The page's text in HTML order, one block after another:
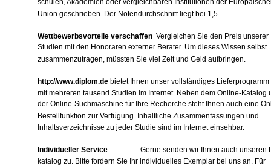
schulen, Akademien oder vergleichbaren Institutionen der
Union geschrieben. Der Notendurchschnitt liegt bei 1,5.
Wettbewerbsvorteile verschaffen­ Vergleichen Sie den Preis unserer
Studien mit den Honoraren externer Berater. Um dieses Wissen selbst
zusammenzutragen, müssten Sie viel Zeit und Geld aufbringen.
http://www.diplom.debietet Ihnen unser vollständiges Lieferprogramm
mit mehreren tausend Studien im Internet. Neben dem Online-Katalog
der Online-Suchmaschine für Ihre Recherche steht Ihnen auch eine
Bestellfunktion zur Verfügung. Inhaltliche Zusammenfassungen und
Inhaltsverzeichnisse zu jeder Studie sind im Internet einsehbar.
Individueller Service
Gerne senden wir Ihnen auch unseren
katalog zu. Bitte fordern Sie Ihr individuelles Exemplar bei uns an. Für